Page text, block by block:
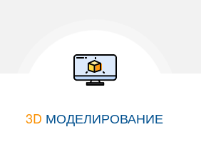
3D МОДЕЛИРОВАНИЕ